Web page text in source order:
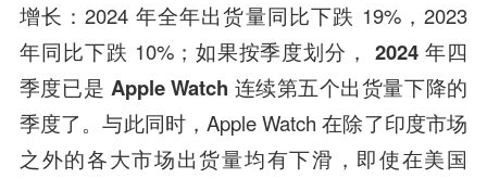
增长：2024 年全年出货量同比下跌 19%，2023
年同比下跌 10%；如果按季度划分，2024 年四
季度已是 Apple Watch 连续第五个出货量下降的
季度了。与此同时，Apple Watch 在除了印度市场
之外的各大市场出货量均有下滑，即使在美国